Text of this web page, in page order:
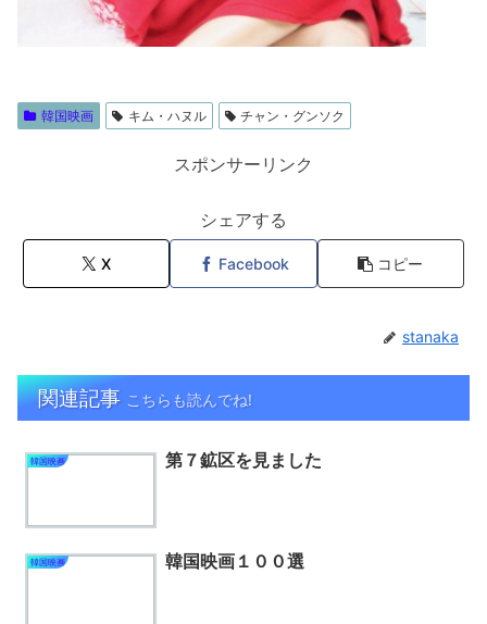
韓国映画 キム・ハヌル チャン・グンソク
スポンサーリンク
シェアする
X Facebook コピー
stanaka
関連記事 こちらも読んでね!
韓国映画 第７鉱区を見ました
韓国映画 韓国映画１００選